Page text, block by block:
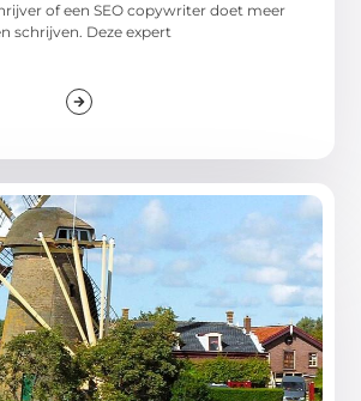
of een SEO copywriter doet meer
schrijven. Deze expert